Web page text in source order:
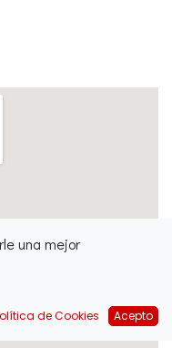
una mejor
de Cookies Acepto